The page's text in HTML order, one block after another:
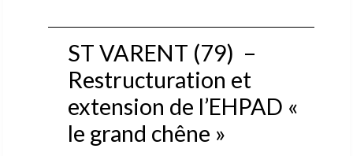
ST VARENT (79) –
Restructuration et
extension de l’EHPAD «
le grand chêne »